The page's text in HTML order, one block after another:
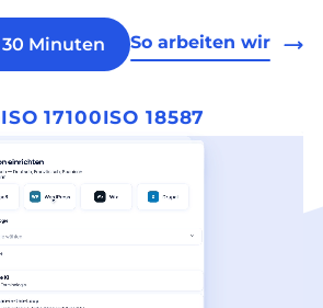
Minuten So arbeiten wir
ISO 17100ISO 18587